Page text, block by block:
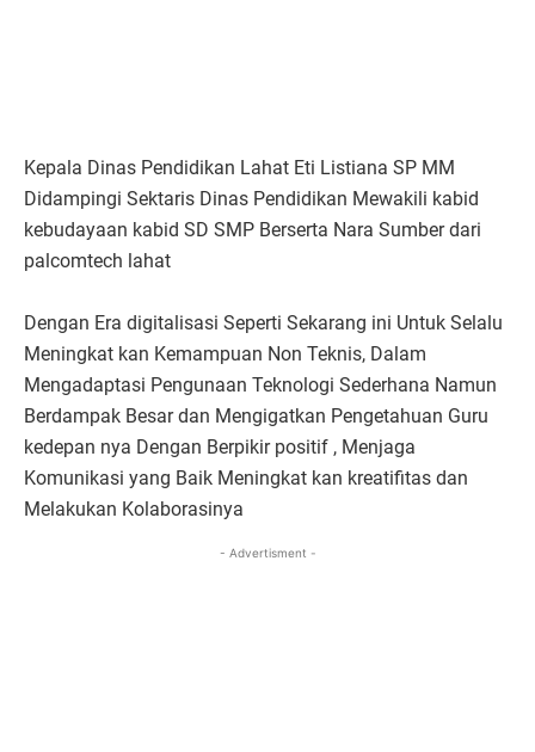
Kepala Dinas Pendidikan Lahat Eti Listiana SP MM
Didampingi Sektaris Dinas Pendidikan Mewakili kabid
kebudayaan kabid SD SMP Berserta Nara Sumber dari
palcomtech lahat
Dengan Era digitalisasi Seperti Sekarang ini Untuk Selalu
Meningkat kan Kemampuan Non Teknis, Dalam
Mengadaptasi Pengunaan Teknologi Sederhana Namun
Berdampak Besar dan Mengigatkan Pengetahuan Guru
kedepan nya Dengan Berpikir positif , Menjaga
Komunikasi yang Baik Meningkat kan kreatifitas dan
Melakukan Kolaborasinya
- Advertisment -